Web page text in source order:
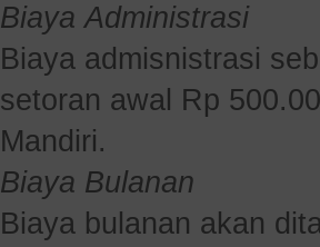
Biaya Administrasi
Biaya admisnistrasi
setoran awal Rp
Mandiri.
Biaya Bulanan
Biaya bulanan akan